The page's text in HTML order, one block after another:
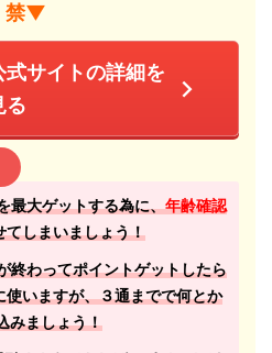
禁▼
サイトの詳細を
る
最大ゲットする為に、年齢確認
てしまいましょう！
終わってポイントゲットしたら
使いますが、３通までで何とか
みましょう！